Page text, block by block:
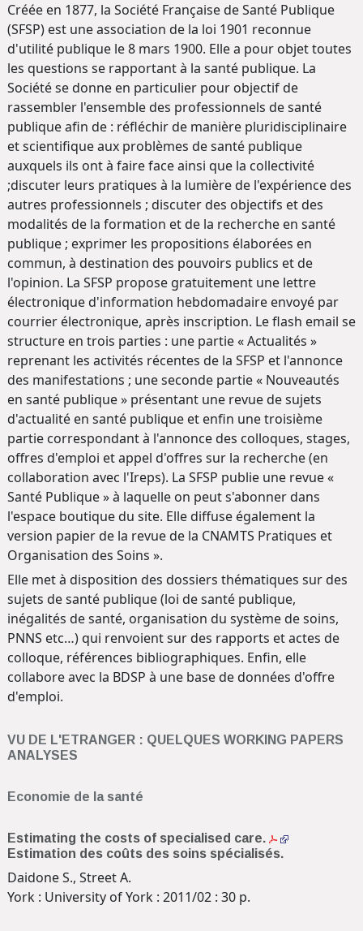
Créée en 1877, la Société Française de Santé Publique
(SFSP) est une association de la loi 1901 reconnue
d'utilité publique le 8 mars 1900. Elle a pour objet toutes
les questions se rapportant à la santé publique. La
Société se donne en particulier pour objectif de
rassembler l'ensemble des professionnels de santé
publique afin de : réfléchir de manière pluridisciplinaire
et scientifique aux problèmes de santé publique
auxquels ils ont à faire face ainsi que la collectivité
;discuter leurs pratiques à la lumière de l'expérience des
autres professionnels ; discuter des objectifs et des
modalités de la formation et de la recherche en santé
publique ; exprimer les propositions élaborées en
commun, à destination des pouvoirs publics et de
l'opinion. La SFSP propose gratuitement une lettre
électronique d'information hebdomadaire envoyé par
courrier électronique, après inscription. Le flash email se
structure en trois parties : une partie « Actualités »
reprenant les activités récentes de la SFSP et l'annonce
des manifestations ; une seconde partie « Nouveautés
en santé publique » présentant une revue de sujets
d'actualité en santé publique et enfin une troisième
partie correspondant à l'annonce des colloques, stages,
offres d'emploi et appel d'offres sur la recherche (en
collaboration avec l'Ireps). La SFSP publie une revue «
Santé Publique » à laquelle on peut s'abonner dans
l'espace boutique du site. Elle diffuse également la
version papier de la revue de la CNAMTS Pratiques et
Organisation des Soins ».
Elle met à disposition des dossiers thématiques sur des
sujets de santé publique (loi de santé publique,
inégalités de santé, organisation du système de soins,
PNNS etc…) qui renvoient sur des rapports et actes de
colloque, références bibliographiques. Enfin, elle
collabore avec la BDSP à une base de données d'offre
d'emploi.
VU DE L'ETRANGER : QUELQUES WORKING PAPERS
ANALYSES
Economie de la santé
Estimating the costs of specialised care.
Estimation des coûts des soins spécialisés.
Daidone S., Street A.
York : University of York : 2011/02 : 30 p.